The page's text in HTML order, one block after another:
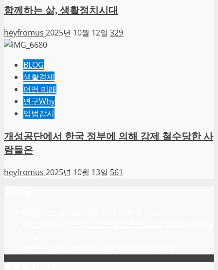
함께하는 삶, 생활정치시대
heyfromus 2025년 10월 12일 329
BLOG
생활경제
어떤 미래
연구Why
입법감시
개성공단에서 한국 정부에 의해 강제 철수당한 사
람들은
heyfromus 2025년 10월 13일 561